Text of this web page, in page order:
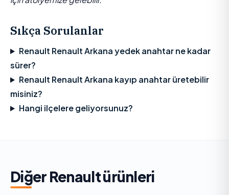
Sıkça Sorulanlar
Renault Renault Arkana yedek anahtar ne kadar
sürer?
Renault Renault Arkana kayıp anahtar üretebilir
misiniz?
Hangi ilçelere geliyorsunuz?
Diğer Renaultürünleri